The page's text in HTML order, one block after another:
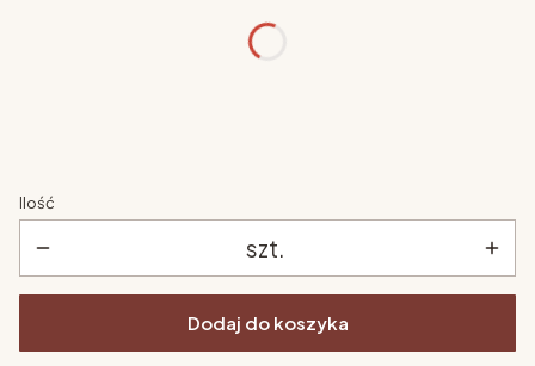
Ilość
szt.
Dodaj do koszyka